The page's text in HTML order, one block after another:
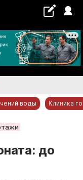
воды Клиника
до